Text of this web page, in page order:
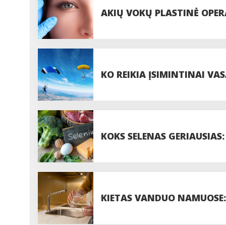
AKIŲ VOKŲ PLASTINĖ
KO REIKIA ĮSIMINTINAI
KOKS SELENAS
KIETAS VANDUO